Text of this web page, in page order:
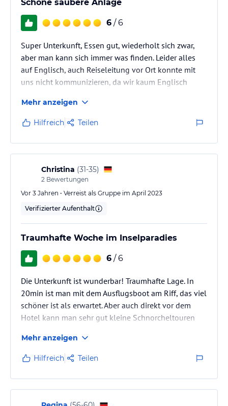
Schöne saubere Anlage
6 / 6
Super Unterkunft, Essen gut, wiederholt sich zwar,
aber man kann sich immer was finden. Leider alles
auf Englisch, auch Reiseleitung vor Ort konnte mit
uns nicht kommunizieren, da wir kaum Englisch
Mehr anzeigen
Hilfreich Teilen
Christina (31-35)
2 Bewertungen
Vor 3 Jahren • Verreist als Gruppe im April 2023
Verifizierter Aufenthalt
Traumhafte Woche im Inselparadies
6 / 6
Die Unterkunft ist wunderbar! Traumhafte Lage. In
20min ist man mit dem Ausflugsboot am Riff, das viel
schöner ist als erwartet. Aber auch direkt vor dem
Hotel kann man sehr gut kleine Schnorcheltouren
als wir zählen konnten. Ausflüge in die Umgebung
sind teuer und mit langen Fahrzeiten verbunden,
aber allesamt lohnenswert (Highlights waren die
Luminous Lagoon, Dunn River und YS Falls). Nur das
Essen war sehr amerikanisch / überhaupt nicht
abwechslungsreich. Und das…
Mehr anzeigen
Hilfreich Teilen